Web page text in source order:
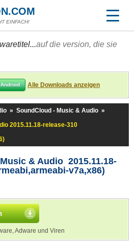
EINFACH!
auf die version, die sie
Android Alle Downloads anzeigen
» SoundCloud - Music & Audio »
2015.11.18-release-310
& Audio 2015.11.18-
v7a,x86)
Adware und Viren